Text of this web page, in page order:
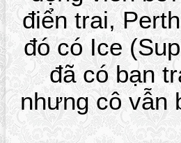
điển trai,
đó có Ice
đã có bạn
nhưng cô vẫn